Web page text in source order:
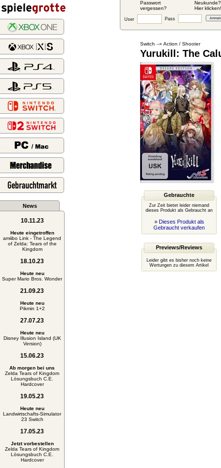
Passwort
vergessen?
Neukunde?
Hier klicken!
User Pass
News
10.11.23
Heute eingetroffen
amiibo Link - The Legend
of Zelda: Tears of the
Kingdom
18.10.23
Heute neu
Super Mario Bros. Wonder
21.09.23
Heute neu
Pikmin 1+2
27.07.23
Heute neu
Disney Illusion Island (UK
Version)
15.06.23
Ab morgen bei uns
Zelda Tears of Kingdom
Lösungsbuch C.E.
Hardcover
19.05.23
Heute neu
Landwirtschafts-Simulator
23 Switch
17.05.23
Jetzt vorbestellen
Zelda Tears of Kingdom
Lösungsbuch C.E.
Hardcover
Switch --» Action / Shooter
Yurukill: The
Gebrauchte
Zur Zeit bietet leider niemand
dieses Produkt als Gebraucht an
» Dieses Produkt als
Gebraucht verkaufen
Previews/Reviews
Leider gibt es bisher noch keine
Wertungen zu diesem Artikel